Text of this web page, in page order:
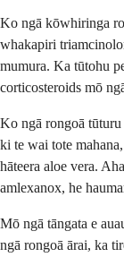
Ko ngā kōwhiringa
whakapiri
mumura. Ka tūtohu
corticosteroids mō
Ko ngā rongoā tūturu
ki te wai tote
hāteera aloe vera.
amlexanox, he
Mō ngā tāngata e
ngā rongoā ārai, ka